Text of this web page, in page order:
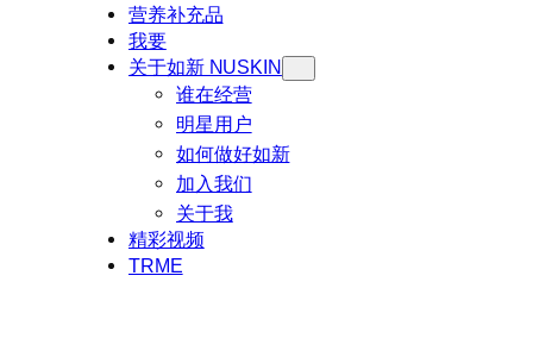
营养补充品
我要
关于如新 NUSKIN
谁在经营
明星用户
如何做好如新
加入我们
关于我
精彩视频
TRME